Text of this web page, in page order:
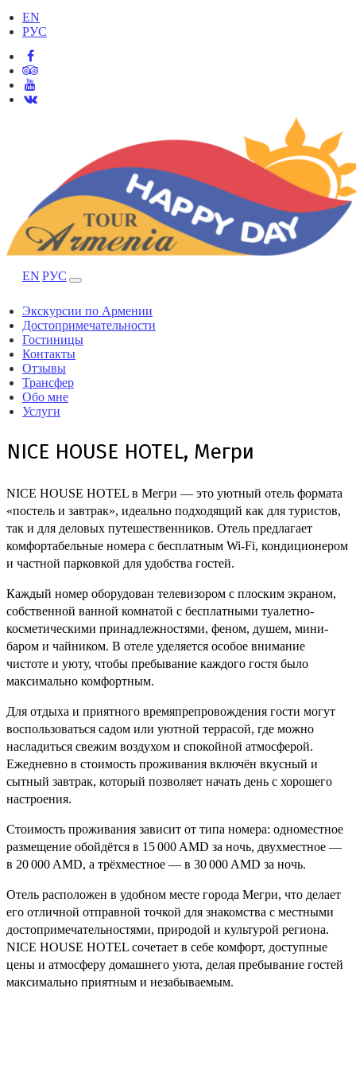
EN
РУС
EN РУС
Экскурсии по Армении
Достопримечательности
Гостиницы
Контакты
Отзывы
Трансфер
Обо мне
Услуги
NICE HOUSE HOTEL, Мегри
NICE HOUSE HOTEL в Мегри — это уютный отель формата
«постель и завтрак», идеально подходящий как для туристов,
так и для деловых путешественников. Отель предлагает
комфортабельные номера с бесплатным Wi-Fi, кондиционером
и частной парковкой для удобства гостей.
Каждый номер оборудован телевизором с плоским экраном,
собственной ванной комнатой с бесплатными туалетно-
косметическими принадлежностями, феном, душем, мини-
баром и чайником. В отеле уделяется особое внимание
чистоте и уюту, чтобы пребывание каждого гостя было
максимально комфортным.
Для отдыха и приятного времяпрепровождения гости могут
воспользоваться садом или уютной террасой, где можно
насладиться свежим воздухом и спокойной атмосферой.
Ежедневно в стоимость проживания включён вкусный и
сытный завтрак, который позволяет начать день с хорошего
настроения.
Стоимость проживания зависит от типа номера: одноместное
размещение обойдётся в 15 000 AMD за ночь, двухместное —
в 20 000 AMD, а трёхместное — в 30 000 AMD за ночь.
Отель расположен в удобном месте города Мегри, что делает
его отличной отправной точкой для знакомства с местными
достопримечательностями, природой и культурой региона.
NICE HOUSE HOTEL сочетает в себе комфорт, доступные
цены и атмосферу домашнего уюта, делая пребывание гостей
максимально приятным и незабываемым.